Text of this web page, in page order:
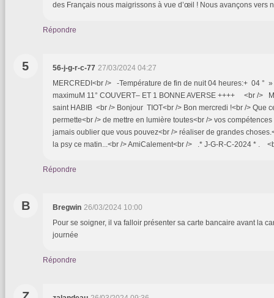
des Français nous maigrissons à vue d’œil ! Nous avançons vers
Répondre
5 56-j-g-r-c-77 27/03/2024 04:27
MERCREDI<br /> -Température de fin de nuit 04 heures:+ 04
maximuM 11° COUVERT– ET 1 BONNE AVERSE ++++ <br /
saint HABIB <br /> Bonjour TIOT<br /> Bon mercredi !<br /> Que
permette<br /> de mettre en lumière toutes<br /> vos
jamais oublier que vous pouvez<br /> réaliser de grandes
la psy ce matin...<br /> AmiCalement<br /> .* J-G-R-C-2024 * .
Répondre
B Bregwin 26/03/2024 10:00
Pour se soigner, il va falloir présenter sa carte bancaire avant la
journée
Répondre